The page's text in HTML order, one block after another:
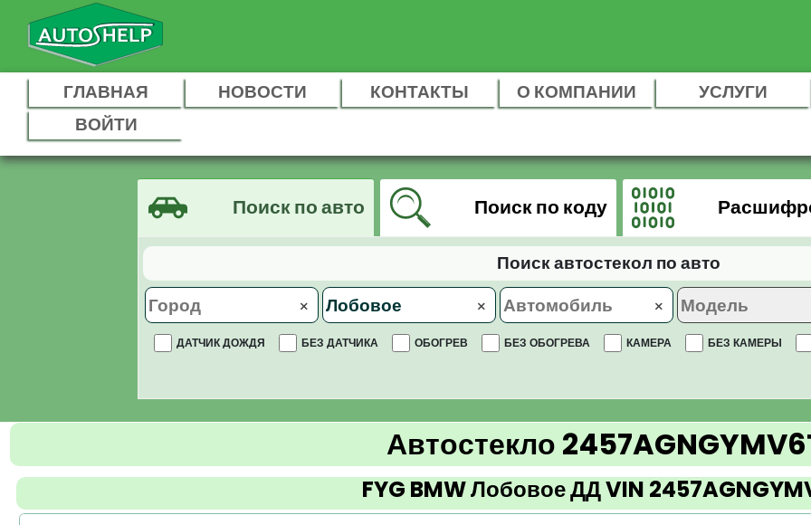
ГЛАВНАЯ НОВОСТИ КОНТАКТЫ О КОМПАНИИ УСЛУГИ
ВОЙТИ
Поиск по авто Поиск по коду
Поиск автостекол по авто
× × ×
ДАТЧИК ДОЖДЯ БЕЗ ДАТЧИКА ОБОГРЕВ БЕЗ ОБОГРЕВА КАМЕРА БЕЗ КАМЕРЫ
Автостекло
FYG BMW Лобовое ДД VIN